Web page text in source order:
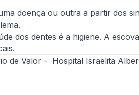
doença ou outra a partir dos
dos dentes é a higiene. A
de Valor - Hospital Israelita